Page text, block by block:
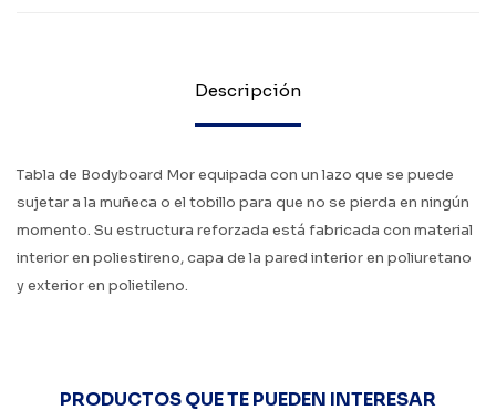
Descripción
Tabla de Bodyboard Mor equipada con un lazo que se puede
sujetar a la muñeca o el tobillo para que no se pierda en ningún
momento. Su estructura reforzada está fabricada con material
interior en poliestireno, capa de la pared interior en poliuretano
y exterior en polietileno.
PRODUCTOS QUE TE PUEDEN INTERESAR